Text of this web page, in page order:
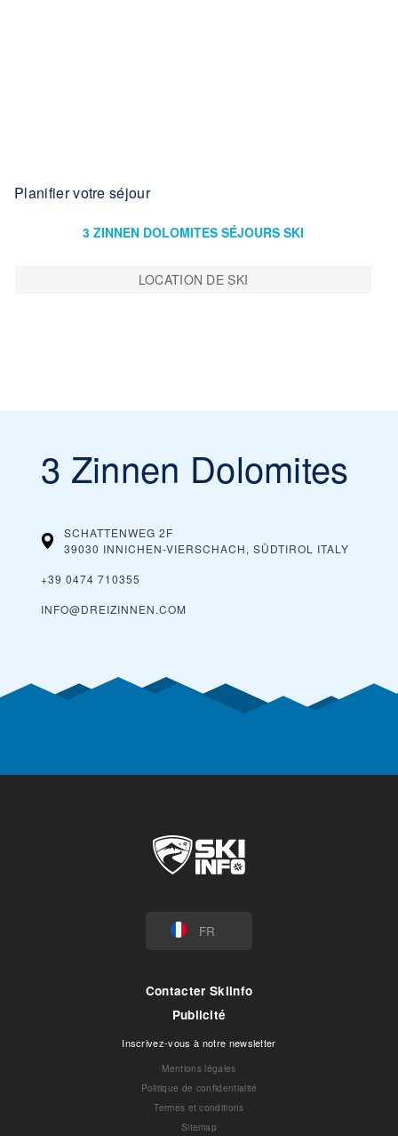
Planifier votre séjour
3 ZINNEN DOLOMITES SÉJOURS SKI
LOCATION DE SKI
3 Zinnen Dolomites
SCHATTENWEG 2F
39030 INNICHEN-VIERSCHACH, SÜDTIROL
ITALY
+39 0474 710355
INFO@DREIZINNEN.COM
FR
Contacter Skiinfo
Publicité
Inscrivez-vous à notre newsletter
Mentions légales
Politique de confidentialité
Termes et conditions
Sitemap